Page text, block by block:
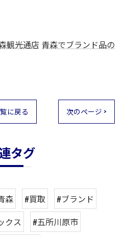
観光通店 青森でブランド品の
に戻る 次のページ >
タグ
森 #買取
#ブランド
クス
#五所川原市